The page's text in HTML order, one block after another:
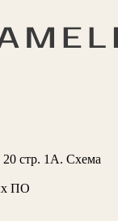
20 стр. 1А. Схема
ПО